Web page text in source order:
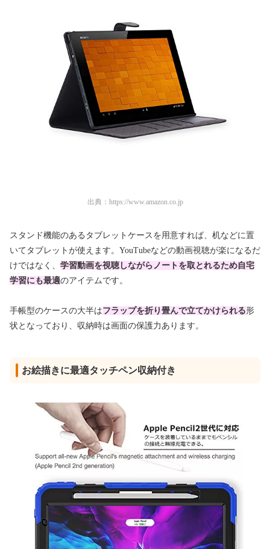
出典： https://www.amazon.co.jp
スタンド機能のあるタブレットケースを用意すれば、机などに置
いてタブレットが使えます。YouTubeなどの動画視聴が楽になるだ
けではなく、 学習動画を視聴しながらノートを取とれるため自宅
学習にも最適のアイテムです。
手帳型のケースの大半はフラップを折り畳んで立てかけられる形
状となっており、収納時は画面の保護力あります。
お絵描きに最適タッチペン収納付き